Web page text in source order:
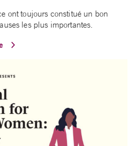
ont toujours constitué un bon
les plus importantes.